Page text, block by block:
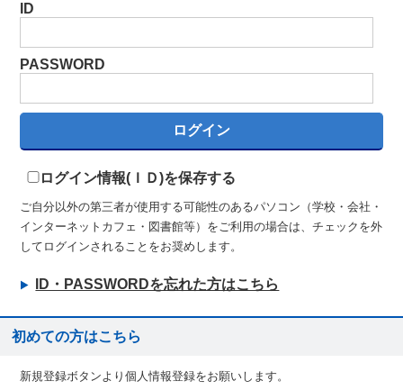
ID
PASSWORD
ログイン情報(ＩＤ)を保存する
ご自分以外の第三者が使用する可能性のあるパソコン（学校・会社・
インターネットカフェ・図書館等）をご利用の場合は、チェックを外
してログインされることをお奨めします。
ID・PASSWORDを忘れた方はこちら
初めての方はこちら
新規登録ボタンより個人情報登録をお願いします。